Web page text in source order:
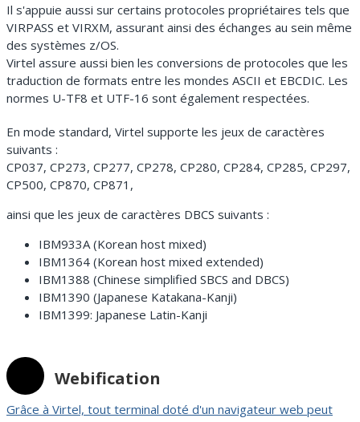
Il s'appuie aussi sur certains protocoles propriétaires tels que
VIRPASS et VIRXM, assurant ainsi des échanges au sein même
des systèmes z/OS.
Virtel assure aussi bien les conversions de protocoles que les
traduction de formats entre les mondes ASCII et EBCDIC. Les
normes U-TF8 et UTF-16 sont également respectées.
En mode standard, Virtel supporte les jeux de caractères
suivants :
CP037, CP273, CP277, CP278, CP280, CP284, CP285, CP297,
CP500, CP870, CP871,
ainsi que les jeux de caractères DBCS suivants :
IBM933A (Korean host mixed)
IBM1364 (Korean host mixed extended)
IBM1388 (Chinese simplified SBCS and DBCS)
IBM1390 (Japanese Katakana-Kanji)
IBM1399: Japanese Latin-Kanji
Webification
Grâce à Virtel, tout terminal doté d'un navigateur web peut